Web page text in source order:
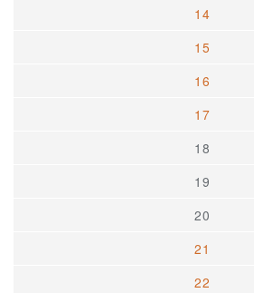
14
15
16
17
18
19
20
21
22